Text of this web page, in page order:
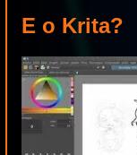
E o Krita?